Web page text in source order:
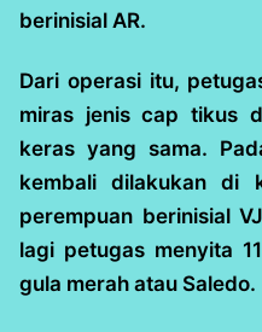
berinisial AR.
Dari operasi itu,
miras jenis cap tikus
keras yang sama.
kembali dilakukan di
perempuan berinisial
lagi petugas menyita
gula merah atau Saledo.